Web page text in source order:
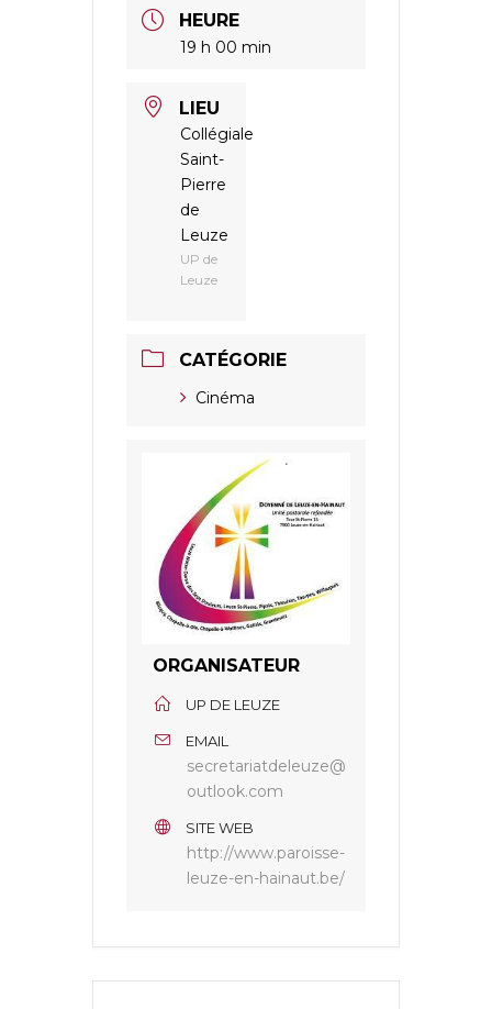
HEURE
19 h 00 min
LIEU
Collégiale
Saint-
Pierre
de
Leuze
UP de
Leuze
CATÉGORIE
Cinéma
ORGANISATEUR
UP DE LEUZE
EMAIL
secretariatdeleuze@
outlook.com
SITE WEB
http://www.paroisse-
leuze-en-hainaut.be/